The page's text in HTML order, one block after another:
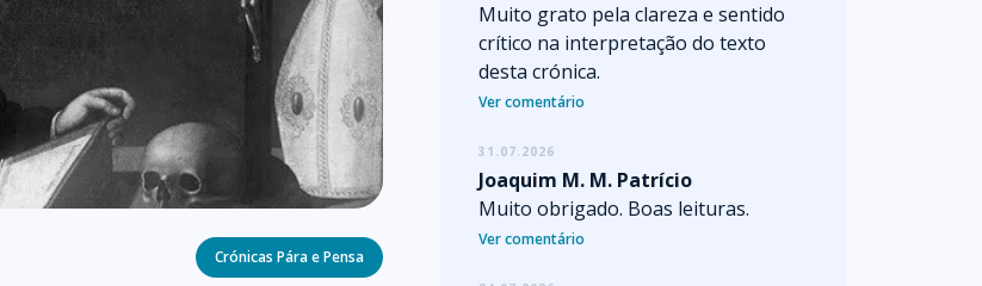
Categories
Crónicas Pára e Pensa
Muito grato pela clareza e sentido
crítico na interpretação do texto
desta crónica.
Ver comentário
31.07.2026
Joaquim M. M. Patrício
Muito obrigado. Boas leituras.
Ver comentário